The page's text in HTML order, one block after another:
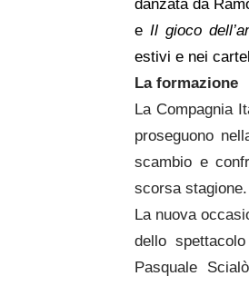
danzata da
eIl gioco
estivi e nei
La formazione
La Compagnia
proseguono
scambio e
scorsa stagione.
La nuova
dello
Pasquale